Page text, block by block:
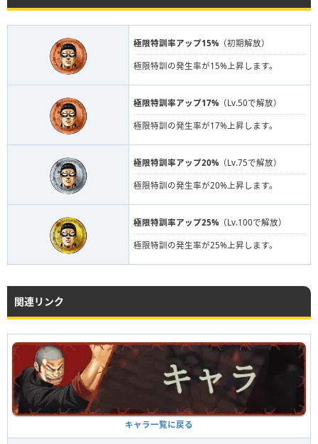
極限特訓率アップ15% （初期解放）
極限特訓の発生率が15%上昇します。
極限特訓率アップ17% （Lv.50で解放）
極限特訓の発生率が17%上昇します。
極限特訓率アップ20% （Lv.75で解放）
極限特訓の発生率が20%上昇します。
極限特訓率アップ25% （Lv.100で解放）
極限特訓の発生率が25%上昇します。
関連リンク
キャラ一覧に戻る